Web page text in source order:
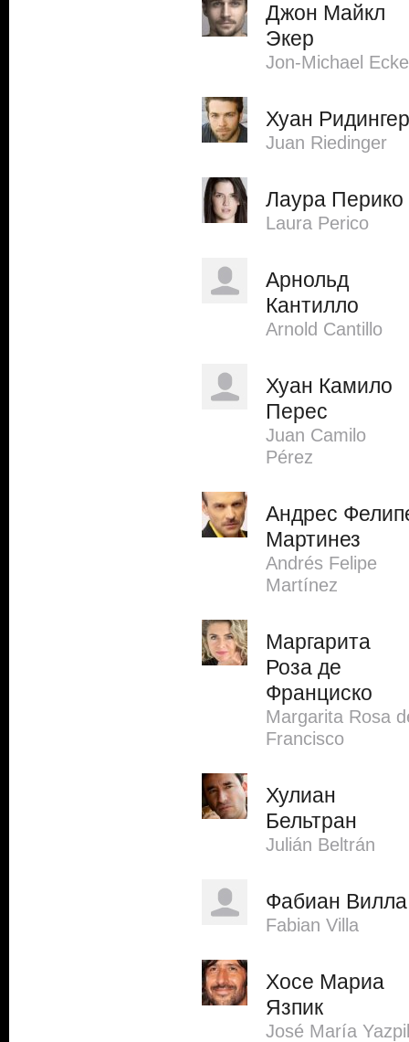
Джон Майкл
Экер
Jon-Michael
Хуан Ридингер
Juan Riedinger
Лаура Перико
Laura Perico
Арнольд
Кантилло
Arnold Cantillo
Хуан Камило
Перес
Juan Camilo
Pérez
Андрес
Мартинез
Andrés Felipe
Martínez
Маргарита
Роза де
Франциско
Margarita Rosa
Francisco
Хулиан
Бельтран
Julián Beltrán
Фабиан Вилла
Fabian Villa
Хосе Мариа
Язпик
José María